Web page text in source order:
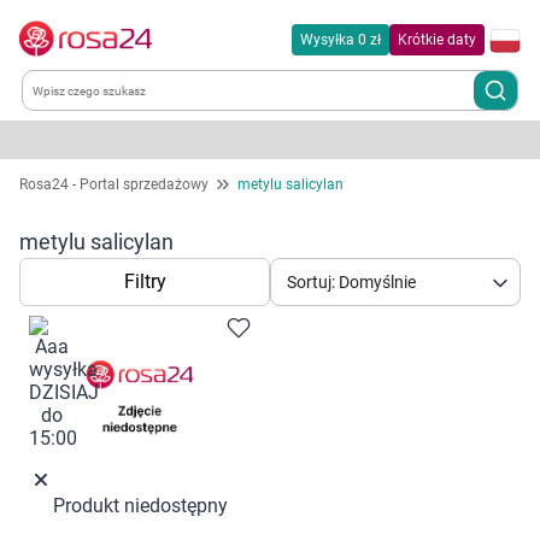
Wysyłka 0 zł Krótkie daty
Kategorie
Chemia gospodarcza
Dla zwierząt
Dom i ogród
Zdrowie
Kobieta w ciąży i mama
Rosa24 - Portal sprzedażowy metylu salicylan
metylu salicylan
Filtry Sortuj: Domyślnie
Produkt niedostępny